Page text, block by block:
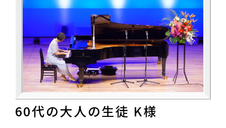
60代の大人の生徒 K様